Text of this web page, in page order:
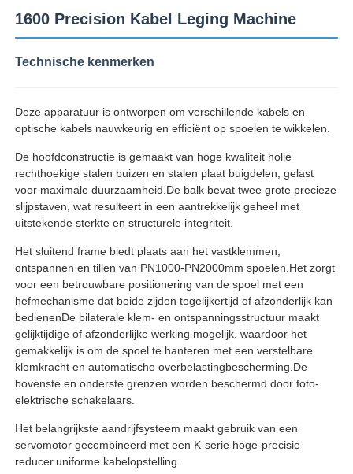
Thuis
Producten
Over ons
Fabrieksreis
Contacteer ons
1600 Precision Kabel Leging Machine
Technische kenmerken
Deze apparatuur is ontworpen om verschillende kabels en
optische kabels nauwkeurig en efficiënt op spoelen te wikkelen.
De hoofdconstructie is gemaakt van hoge kwaliteit holle
rechthoekige stalen buizen en stalen plaat buigdelen, gelast
voor maximale duurzaamheid.De balk bevat twee grote precieze
slijpstaven, wat resulteert in een aantrekkelijk geheel met
uitstekende sterkte en structurele integriteit.
Het sluitend frame biedt plaats aan het vastklemmen,
ontspannen en tillen van PN1000-PN2000mm spoelen.Het zorgt
voor een betrouwbare positionering van de spoel met een
hefmechanisme dat beide zijden tegelijkertijd of afzonderlijk kan
bedienenDe bilaterale klem- en ontspanningsstructuur maakt
gelijktijdige of afzonderlijke werking mogelijk, waardoor het
gemakkelijk is om de spoel te hanteren met een verstelbare
klemkracht en automatische overbelastingbescherming.De
bovenste en onderste grenzen worden beschermd door foto-
elektrische schakelaars.
Het belangrijkste aandrijfsysteem maakt gebruik van een
servomotor gecombineerd met een K-serie hoge-precisie
reducer.uniforme kabelopstelling.